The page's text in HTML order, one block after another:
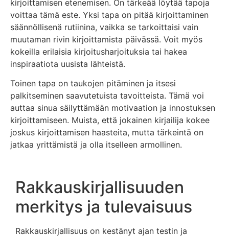
kirjoittamisen etenemisen. On tärkeää löytää tapoja
voittaa tämä este. Yksi tapa on pitää kirjoittaminen
säännöllisenä rutiinina, vaikka se tarkoittaisi vain
muutaman rivin kirjoittamista päivässä. Voit myös
kokeilla erilaisia kirjoitusharjoituksia tai hakea
inspiraatiota uusista lähteistä.
Toinen tapa on taukojen pitäminen ja itsesi
palkitseminen saavutetuista tavoitteista. Tämä voi
auttaa sinua säilyttämään motivaation ja innostuksen
kirjoittamiseen. Muista, että jokainen kirjailija kokee
joskus kirjoittamisen haasteita, mutta tärkeintä on
jatkaa yrittämistä ja olla itselleen armollinen.
Rakkauskirjallisuuden
merkitys ja tulevaisuus
Rakkauskirjallisuus on kestänyt ajan testin ja